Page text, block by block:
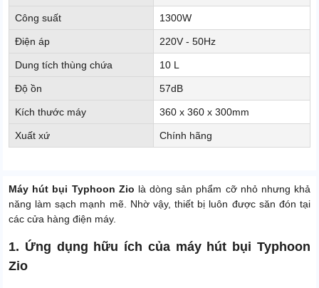
Công suất 1300W
Điện áp 220V - 50Hz
Dung tích thùng chứa 10 L
Độ ồn 57dB
Kích thước máy 360 x 360 x 300mm
Xuất xứ Chính hãng
Máy hút bụi Typhoon Zio là dòng sản phẩm cỡ nhỏ nhưng khả
năng làm sạch mạnh mẽ. Nhờ vậy, thiết bị luôn được săn đón tại
các cửa hàng điện máy.
1. Ứng dụng hữu ích của máy hút bụi Typhoon
Zio